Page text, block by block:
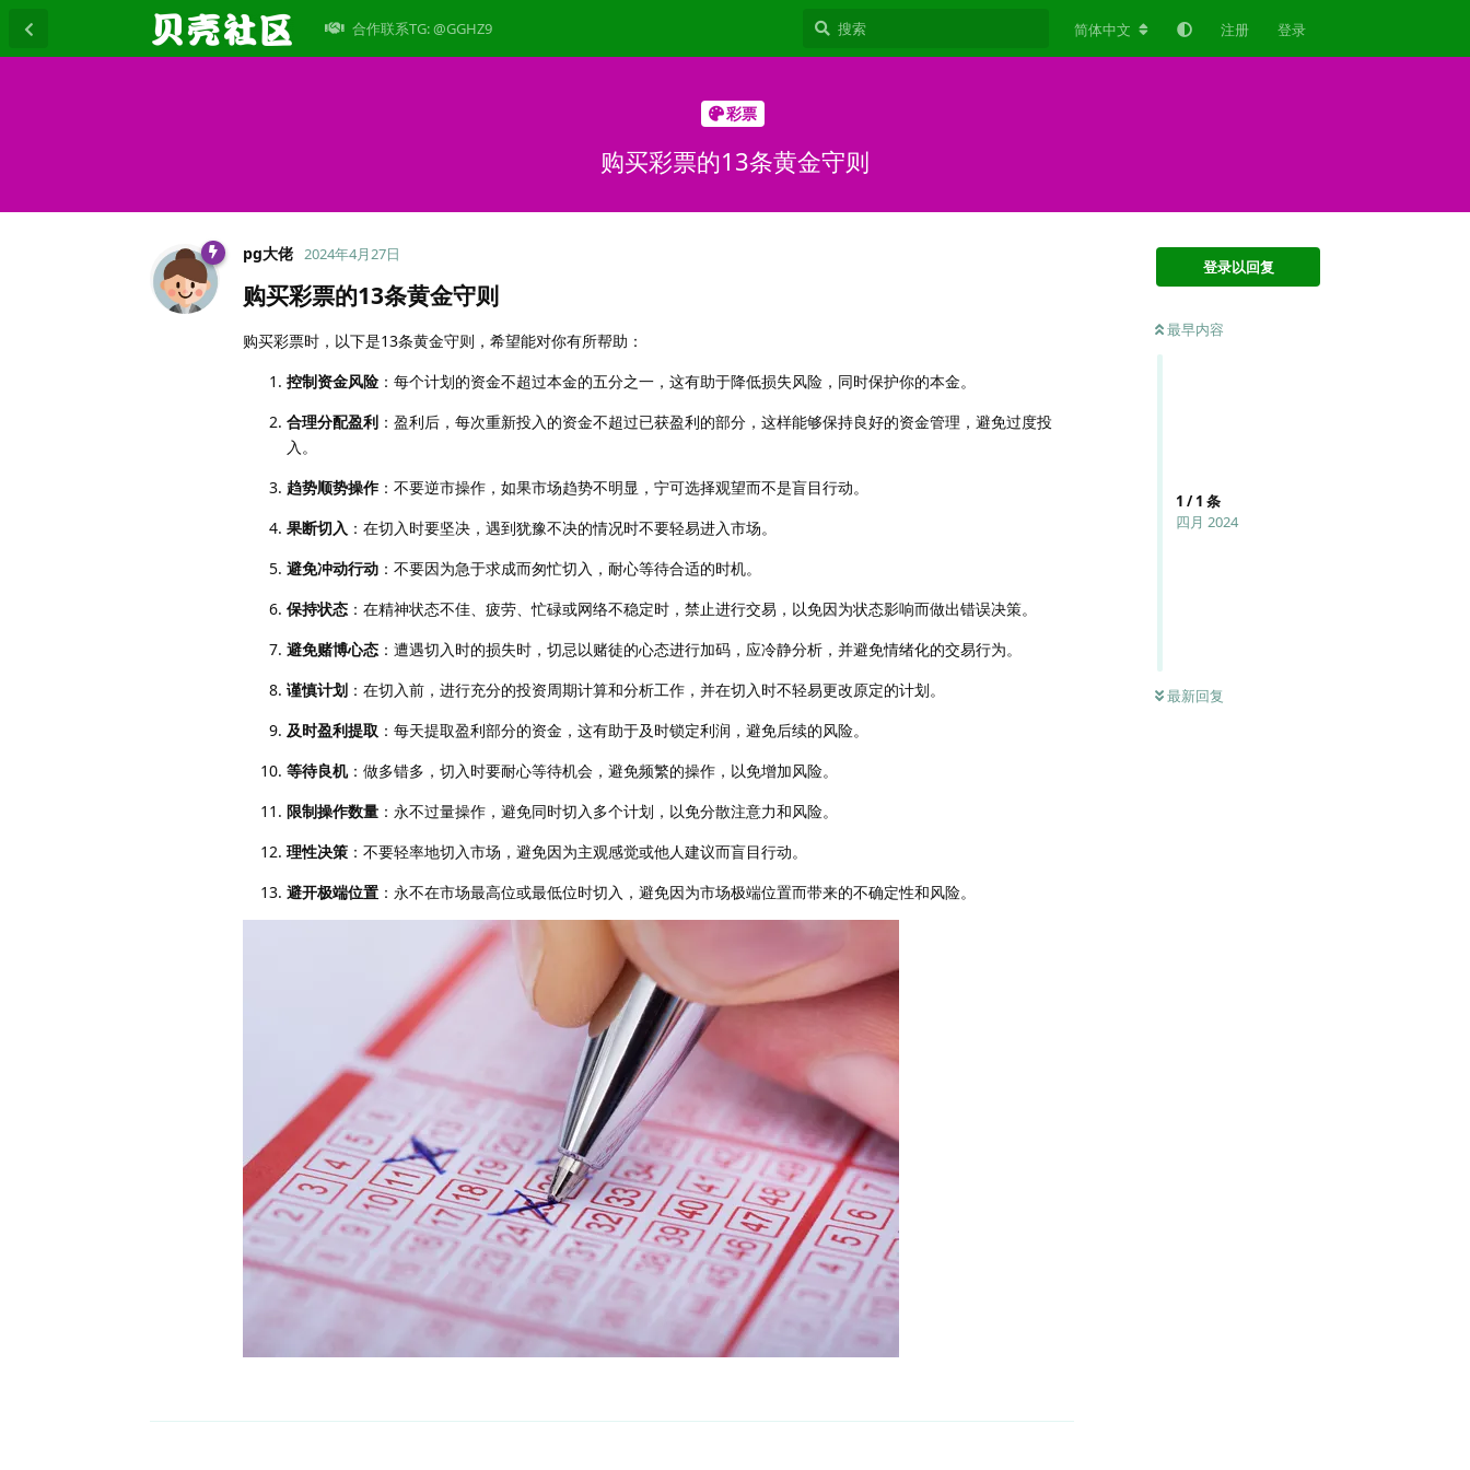
合作联系TG: @GGHZ9 简体中文 注册 登录
彩票
购买彩票的13条黄金守则
登录以回复
最早内容
1 /1 条
四月 2024
最新回复
pg大佬 2024年4月27日
购买彩票的13条黄金守则
购买彩票时，以下是13条黄金守则，希望能对你有所帮助：
控制资金风险 ：每个计划的资金不超过本金的五分之一，这有助于降低损失风险，同时保护你的本金。
合理分配盈利 ：盈利后，每次重新投入的资金不超过已获盈利的部分，这样能够保持良好的资金管理，避免过度投
入。
趋势顺势操作 ：不要逆市操作，如果市场趋势不明显，宁可选择观望而不是盲目行动。
果断切入 ：在切入时要坚决，遇到犹豫不决的情况时不要轻易进入市场。
避免冲动行动 ：不要因为急于求成而匆忙切入，耐心等待合适的时机。
保持状态 ：在精神状态不佳、疲劳、忙碌或网络不稳定时，禁止进行交易，以免因为状态影响而做出错误决策。
避免赌博心态 ：遭遇切入时的损失时，切忌以赌徒的心态进行加码，应冷静分析，并避免情绪化的交易行为。
谨慎计划 ：在切入前，进行充分的投资周期计算和分析工作，并在切入时不轻易更改原定的计划。
及时盈利提取 ：每天提取盈利部分的资金，这有助于及时锁定利润，避免后续的风险。
等待良机：做多错多，切入时要耐心等待机会，避免频繁的操作，以免增加风险。
限制操作数量 ：永不过量操作，避免同时切入多个计划，以免分散注意力和风险。
理性决策 ：不要轻率地切入市场，避免因为主观感觉或他人建议而盲目行动。
避开极端位置 ：永不在市场最高位或最低位时切入，避免因为市场极端位置而带来的不确定性和风险。